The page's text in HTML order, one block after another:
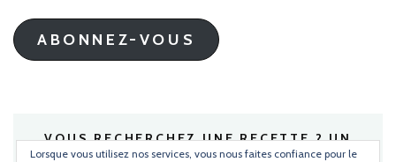
mail
ABONNEZ-VOUS
VOUS RECHERCHEZ UNE RECETTE ? UN
INGRÉDIENT ?
Lorsque vous utilisez nos services, vous nous faites confiance pour le